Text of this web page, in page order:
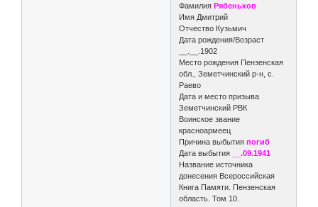
ФамилияРябеньков
Имя Дмитрий
Отчество Кузьмич
Дата рождения/Возраст
__.__.1902
Место рождения Пензенская
обл., Земетчинский р-н, с.
Раево
Дата и место призыва
Земетчинский РВК
Воинское звание
красноармеец
Причина выбытияпогиб
Дата выбытия
__.09.1941
Название источника
донесения Всероссийская
Книга Памяти. Пензенская
область. Том 10.